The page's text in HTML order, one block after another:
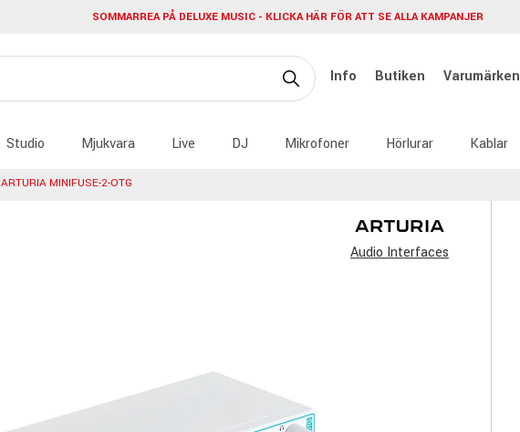
SOMMARREA PÅ DELUXE MUSIC - KLICKA HÄR FÖR ATT SE ALLA KAMPANJER
Info Butiken Varumärken
Studio Mjukvara Live DJ Mikrofoner Hörlurar Kablar
ARTURIA MINIFUSE-2-OTG
Audio Interfaces